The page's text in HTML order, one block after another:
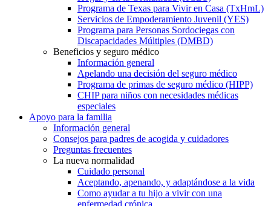
Programa de Texas para Vivir en Casa (TxHmL)
Servicios de Empoderamiento Juvenil (YES)
Programa para Personas Sordociegas con
Discapacidades Múltiples (DMBD)
Beneficios y seguro médico
Información general
Apelando una decisión del seguro médico
Programa de primas de seguro médico (HIPP)
CHIP para niños con necesidades médicas
especiales
Apoyo para la familia
Información general
Consejos para padres de acogida y cuidadores
Preguntas frecuentes
La nueva normalidad
Cuidado personal
Aceptando, apenando, y adaptándose a la vida
Como ayudar a tu hijo a vivir con una
enfermedad crónica